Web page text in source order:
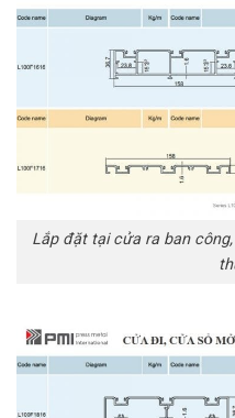
Lắp đặt tại cửa ra ban